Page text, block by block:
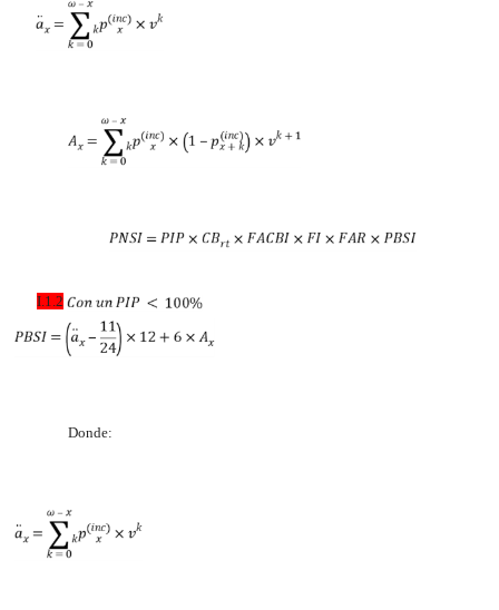
I.1.2
Donde: